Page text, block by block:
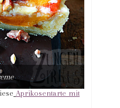
Aprikosentarte mit